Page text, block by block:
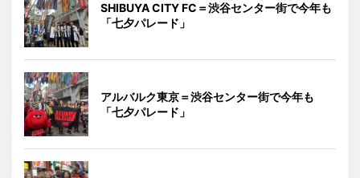
SHIBUYA CITY FC＝渋谷センター街で今年も
「七夕パレード」
アルバルク東京＝渋谷センター街で今年も
「七夕パレード」